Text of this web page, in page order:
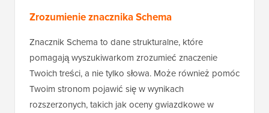
Zrozumienie znacznika Schema
Znacznik Schema to dane strukturalne, które
pomagają wyszukiwarkom zrozumieć znaczenie
Twoich treści, a nie tylko słowa. Może również pomóc
Twoim stronom pojawić się w wynikach
rozszerzonych, takich jak oceny gwiazdkowe w